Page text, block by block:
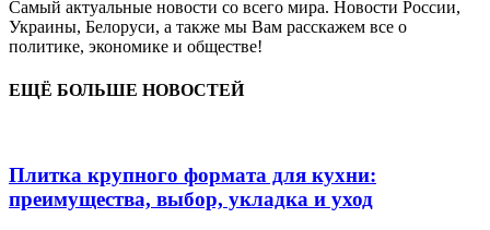
Самый актуальные новости со всего мира. Новости России,
Украины, Белоруси, а также мы Вам расскажем все о
политике, экономике и обществе!
ЕЩЁ БОЛЬШЕ НОВОСТЕЙ
Плитка крупного формата для кухни:
преимущества, выбор, укладка и уход